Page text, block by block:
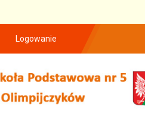
Logowanie